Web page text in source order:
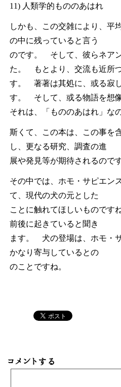
11) 人類学的もののあはれ
しかも、この交雑により、平
の中に残っていると言う
のです。 そして、彼らネア
た。 もとより、交流も近所
す。 著著は其処に、或る寂
す。 そして、或る物語を想
それは、「もののあはれ」な
斯くて、この本は、この事を
し、更なる研究、調査の進
展や発見等が期待されるのです
その中では、ホモ・サピエン
て、現代の犬の元とした
ことに触れてほしいもので
前後に起きていると聞き
ます。 犬の登場は、ホモ・
かなり寄与しているとの
のことですね。
コメントする